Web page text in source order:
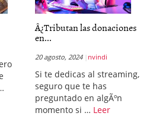
Â¿Tributan las donaciones
en...
20 agosto, 2024 nvindi
Si te dedicas al streaming,
seguro que te has
preguntado en algÃºn
momento si … Leer